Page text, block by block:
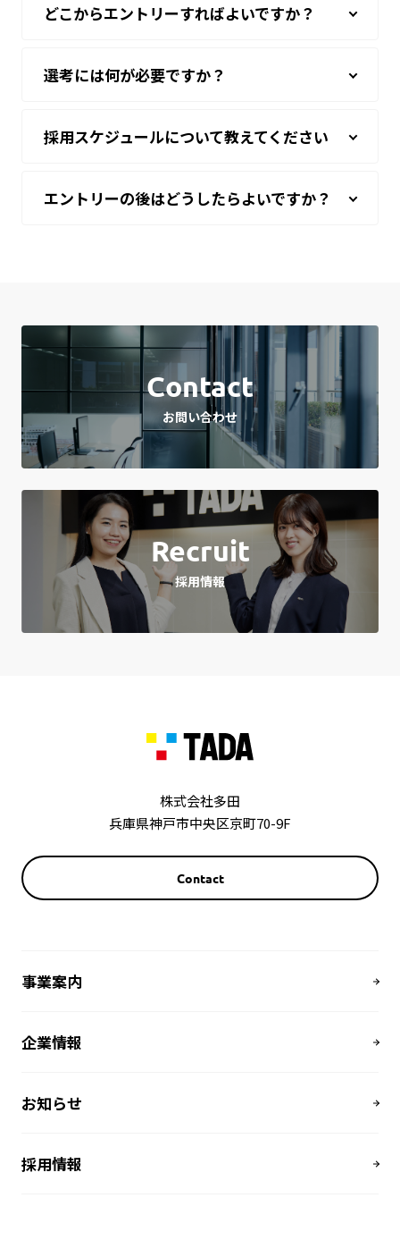
どこからエントリーすればよいですか？
選考には何が必要ですか？
採用スケジュールについて教えてください
エントリーの後はどうしたらよいですか？
Contact
お問い合わせ
Recruit
採用情報
株式会社多田
兵庫県神戸市中央区京町70-9F
Contact
事業案内
企業情報
お知らせ
採用情報